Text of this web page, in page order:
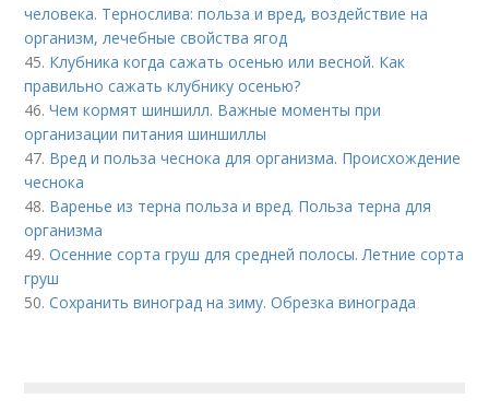
человека. Тернослива: польза и вред, воздействие на
организм, лечебные свойства ягод
45. Клубника когда сажать осенью или весной. Как
правильно сажать клубнику осенью?
46.Чем кормят шиншилл. Важные моменты при
организации питания шиншиллы
47. Вред и польза чеснока для организма. Происхождение
чеснока
48. Варенье из терна польза и вред. Польза терна для
организма
49.Осенние сорта груш для средней полосы. Летние сорта
груш
50.Сохранить виноград на зиму. Обрезка винограда